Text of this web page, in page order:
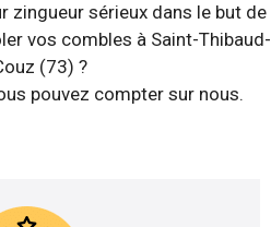
zingueur sérieux dans le but de
vos combles à Saint-Thibaud-
(73) ?
pouvez compter sur nous.